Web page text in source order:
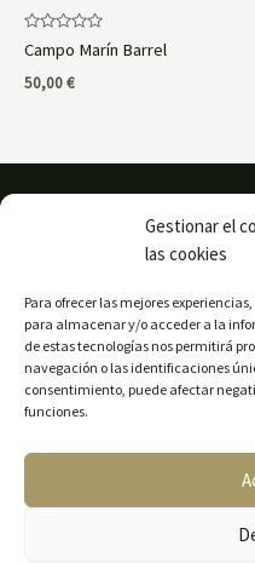
Gestionar el
las cookies
Para ofrecer las mejores
para almacenar y/o acceder a la
de estas tecnologías nos permitirá
navegación o las identificaciones
consentimiento, puede afectar
funciones.
Rated
0
of
Campo Marín Barrel
50,00€